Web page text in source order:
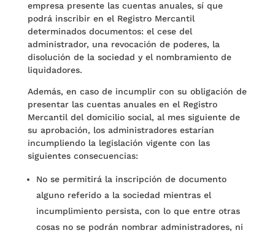
empresa presente las cuentas anuales, sí que
podrá inscribir en el Registro Mercantil
determinados documentos: el cese del
administrador, una revocación de poderes, la
disolución de la sociedad y el nombramiento de
liquidadores.
Además, en caso de incumplir con su obligación de
presentar las cuentas anuales en el Registro
Mercantil del domicilio social, al mes siguiente de
su aprobación, los administradores estarían
incumpliendo la legislación vigente con las
siguientes consecuencias:
No se permitirá la inscripción de documento
alguno referido a la sociedad mientras el
incumplimiento persista, con lo que entre otras
cosas no se podrán nombrar administradores, ni